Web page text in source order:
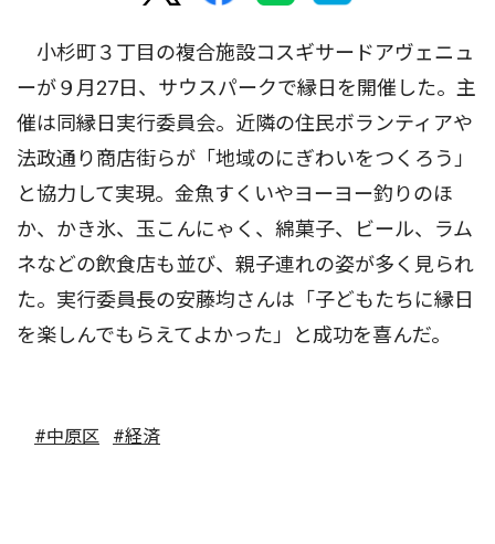
小杉町３丁目の複合施設コスギサードアヴェニュ
ーが９月27日、サウスパークで縁日を開催した。主
催は同縁日実行委員会。近隣の住民ボランティアや
法政通り商店街らが「地域のにぎわいをつくろう」
と協力して実現。金魚すくいやヨーヨー釣りのほ
か、かき氷、玉こんにゃく、綿菓子、ビール、ラム
ネなどの飲食店も並び、親子連れの姿が多く見られ
た。実行委員長の安藤均さんは「子どもたちに縁日
を楽しんでもらえてよかった」と成功を喜んだ。
#中原区 #経済